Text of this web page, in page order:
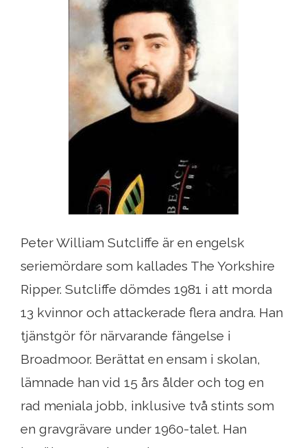
Peter William Sutcliffe är en engelsk
seriemördare som kallades The Yorkshire
Ripper. Sutcliffe dömdes 1981 i att morda
13 kvinnor och attackerade flera andra. Han
tjänstgör för närvarande fängelse i
Broadmoor. Berättat en ensam i skolan,
lämnade han vid 15 års ålder och tog en
rad meniala jobb, inklusive två stints som
en gravgrävare under 1960-talet. Han